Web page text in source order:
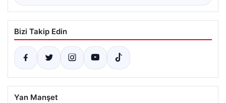
Bizi Takip Edin
Yan Manşet